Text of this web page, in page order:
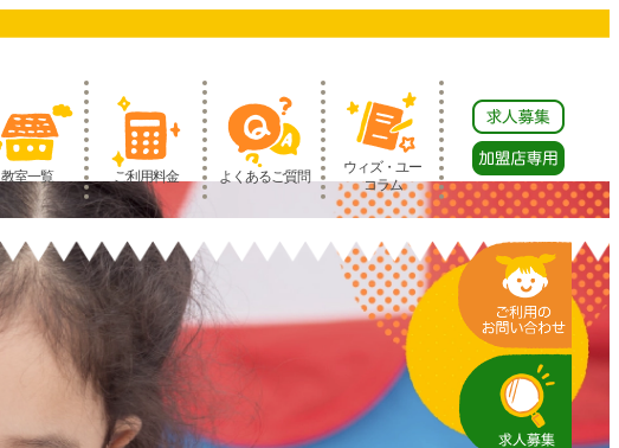
教室一覧 ご利用料金 よくあるご質問
ウィズ・ユー
コラム